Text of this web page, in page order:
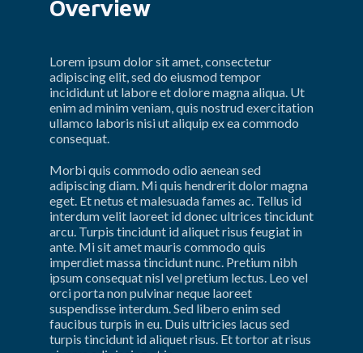
Overview
Lorem ipsum dolor sit amet, consectetur
adipiscing elit, sed do eiusmod tempor
incididunt ut labore et dolore magna aliqua. Ut
enim ad minim veniam, quis nostrud exercitation
ullamco laboris nisi ut aliquip ex ea commodo
consequat.
Morbi quis commodo odio aenean sed
adipiscing diam. Mi quis hendrerit dolor magna
eget. Et netus et malesuada fames ac. Tellus id
interdum velit laoreet id donec ultrices tincidunt
arcu. Turpis tincidunt id aliquet risus feugiat in
ante. Mi sit amet mauris commodo quis
imperdiet massa tincidunt nunc. Pretium nibh
ipsum consequat nisl vel pretium lectus. Leo vel
orci porta non pulvinar neque laoreet
suspendisse interdum. Sed libero enim sed
faucibus turpis in eu. Duis ultricies lacus sed
turpis tincidunt id aliquet risus. Et tortor at risus